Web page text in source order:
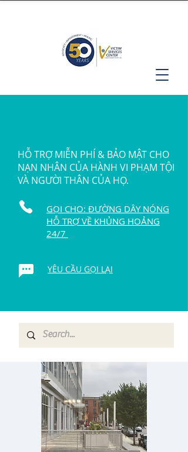
HỖ TRỢ MIỄN PHÍ & BẢO MẬT CHO
NẠN NHÂN CỦA HÀNH VI PHẠM TỘI
VÀ NGƯỜI THÂN CỦA HỌ.
GỌI CHO: ĐƯỜNG DÂY NÓNG
HỖ TRỢ VỀ KHỦNG HOẢNG
24/7
YÊU CẦU GỌI LẠI